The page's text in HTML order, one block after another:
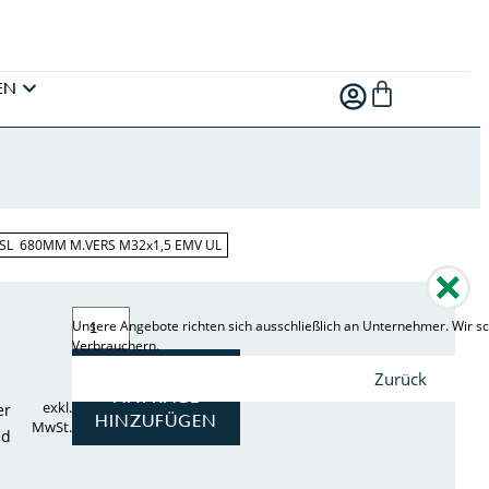
680MM M.VERS M32x1,5 EMV UL
exkl.
MwSt.
ANFRAGE
HINZUFÜGEN
Unsere Angebote richten sich ausschließlich an Unternehmer. Wir
Verbrauchern.
Zurück